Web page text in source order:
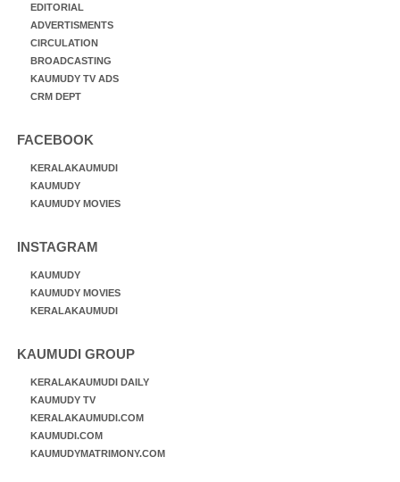
EDITORIAL
ADVERTISMENTS
CIRCULATION
BROADCASTING
KAUMUDY TV ADS
CRM DEPT
FACEBOOK
KERALAKAUMUDI
KAUMUDY
KAUMUDY MOVIES
INSTAGRAM
KAUMUDY
KAUMUDY MOVIES
KERALAKAUMUDI
KAUMUDI GROUP
KERALAKAUMUDI DAILY
KAUMUDY TV
KERALAKAUMUDI.COM
KAUMUDI.COM
KAUMUDYMATRIMONY.COM